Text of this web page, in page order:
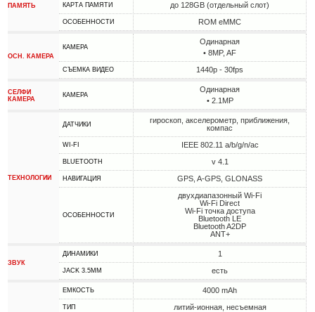
ПАМЯТЬ КАРТА ПАМЯТИ до 128GB (отдельный слот)
ОСОБЕННОСТИ ROM eMMC
ОСН. КАМЕРА
КАМЕРА
Одинарная
• 8MP, AF
СЪЕМКА ВИДЕО 1440p - 30fps
СЕЛФИ
КАМЕРА
КАМЕРА
Одинарная
• 2.1MP
ТЕХНОЛОГИИ
ДАТЧИКИ
гироскоп, акселерометр, приближения,
компас
WI-FI IEEE 802.11 a/b/g/n/ac
BLUETOOTH v 4.1
НАВИГАЦИЯ GPS, A-GPS, GLONASS
ОСОБЕННОСТИ
двухдиапазонный Wi-Fi
Wi-Fi Direct
Wi-Fi точка доступа
Bluetooth LE
Bluetooth A2DP
ANT+
ЗВУК
ДИНАМИКИ 1
JACK 3.5MM есть
ЕМКОСТЬ 4000 mAh
ТИП литий-ионная, несъемная